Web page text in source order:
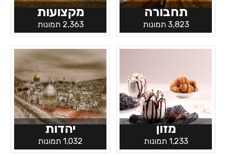
תחבורה
3,823 תמונות
מקצועות
2,363 תמונות
מזון
1,233 תמונות
יהדות
1,032 תמונות